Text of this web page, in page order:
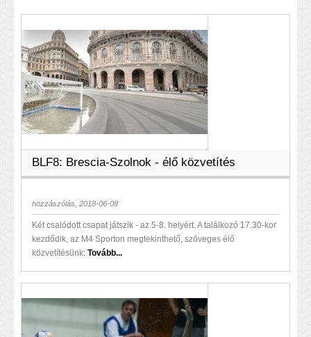
BLF8: Brescia-Szolnok - élő közvetítés
hozzászólás, 2018-06-08
Két csalódott csapat játszik - az 5-8. helyért. A találkozó 17.30-kor
kezdődik, az M4 Sporton megtekinthető, szöveges élő
közvetítésünk: Tovább...